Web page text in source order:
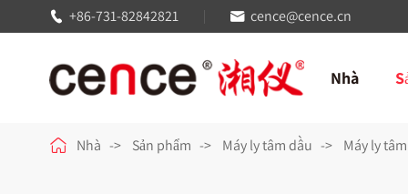
 +86-731-82842821  cence@cence.cn
Nhà
 Nhà Sản phẩm Máy ly tâm dầu Máy ly